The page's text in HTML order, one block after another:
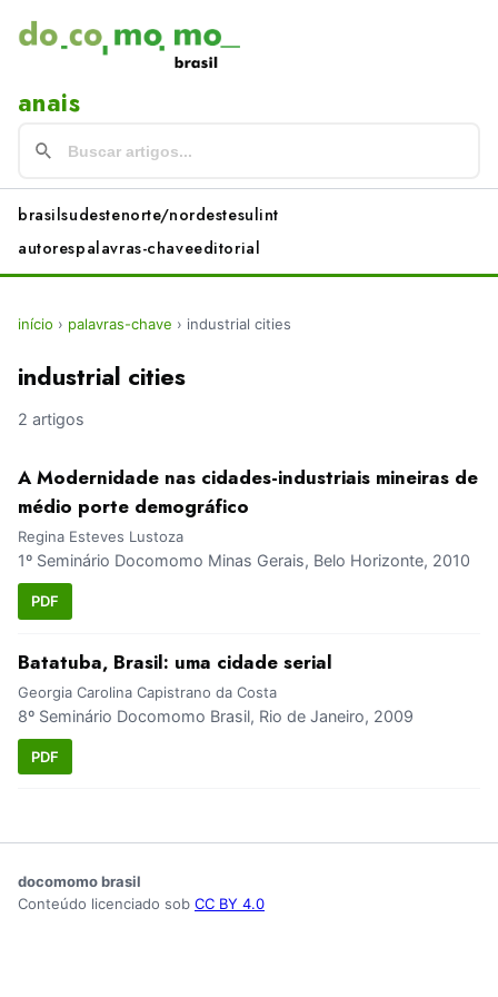
anais
brasilsudestenorte/nordestesulint
autorespalavras-chaveeditorial
início › palavras-chave › industrial cities
industrial cities
2 artigos
A Modernidade nas cidades-industriais mineiras de
médio porte demográfico
Regina Esteves Lustoza
1º Seminário Docomomo Minas Gerais, Belo Horizonte, 2010
PDF
Batatuba, Brasil: uma cidade serial
Georgia Carolina Capistrano da Costa
8º Seminário Docomomo Brasil, Rio de Janeiro, 2009
PDF
docomomo brasil
Conteúdo licenciado sob CC BY 4.0